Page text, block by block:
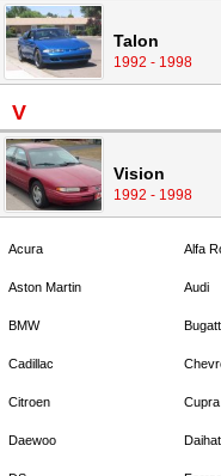
Talon
1992 - 1998
V
Vision
1992 - 1998
Acura Alfa
Aston Martin Audi
BMW
Cadillac
Citroen Cupra
Daewoo